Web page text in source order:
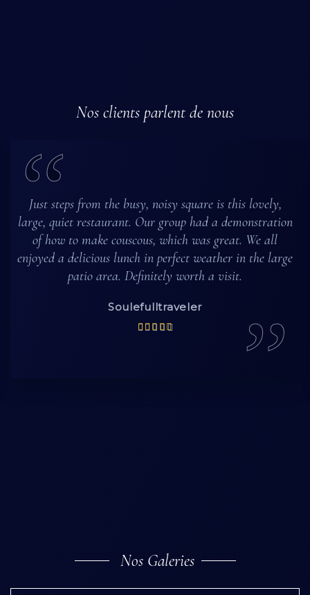
Nos clients parlent de nous
Just steps from the busy, noisy square is this lovely,
large, quiet restaurant. Our group had a demonstration
of how to make couscous, which was great. We all
enjoyed a delicious lunch in perfect weather in the large
patio area. Definitely worth a visit.
Soulefulltraveler
Nos Galeries